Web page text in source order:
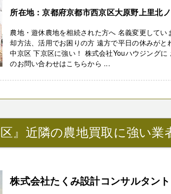
所在地：京都府京都市西京区大原野上里北
農地・遊休農地を相続された方へ 名義変更して
却方法、活用でお困りの方 遠方で平日の休みが
中京区 下京区に強い！ 株式会社Youハウジング
のお問い合わせはこちらから ...
』近隣の農地買取に強い業
株式会社たくみ設計コンサルタント